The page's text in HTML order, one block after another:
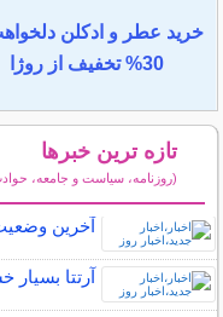
خرید عطر و ادکلن
30% تخفیف از روژا
تازه ترین خبرها
(روزنامه، سیاست و جامعه،
آخرین
آرتتا